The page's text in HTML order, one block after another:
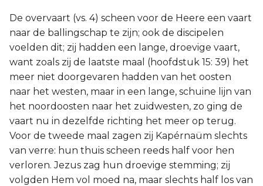
De overvaart (vs. 4) scheen voor de Heere een vaart
naar de ballingschap te zijn; ook de discipelen
voelden dit; zij hadden een lange, droevige vaart,
want zoals zij de laatste maal (hoofdstuk 15: 39) het
meer niet doorgevaren hadden van het oosten
naar het westen, maar in een lange, schuine lijn van
het noordoosten naar het zuidwesten, zo ging de
vaart nu in dezelfde richting het meer op terug.
Voor de tweede maal zagen zij Kapérnaüm slechts
van verre: hun thuis scheen reeds half voor hen
verloren. Jezus zag hun droevige stemming; zij
volgden Hem vol moed na, maar slechts half los van